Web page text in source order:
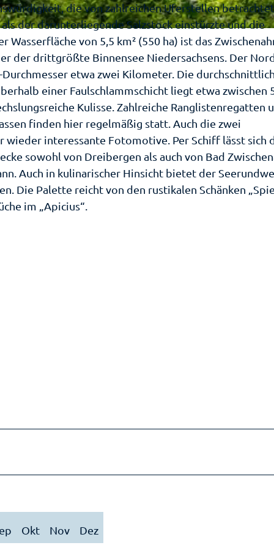
Meer
die von zahlreichen Uferstellen betrachtet
der darunterliegende Salzstock einstürzte und die
von 5,5 km² (550 ha) ist das
der drittgrößte Binnensee Niedersachsens. Der
etwa zwei Kilometer. Die
einer Faulschlammschicht liegt etwa zwischen
Kulisse. Zahlreiche Ranglistenregatten
finden hier regelmäßig statt. Auch die zwei
interessante Fotomotive. Per Schiff lässt sich
sowohl von Dreibergen als auch von Bad
Auch in kulinarischer Hinsicht bietet der
Die Palette reicht von den rustikalen Schänken
im „Apicius“.
Okt Nov Dez